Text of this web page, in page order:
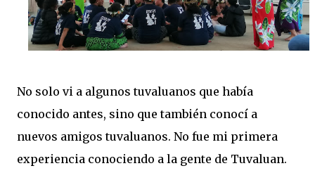
No solo vi a algunos tuvaluanos que había
conocido antes, sino que también conocí a
nuevos amigos tuvaluanos. No fue mi primera
experiencia conociendo a la gente de Tuvaluan.